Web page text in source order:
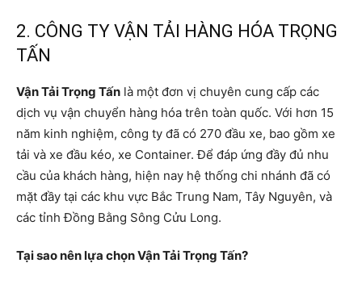
2. CÔNG TY VẬN TẢI HÀNG HÓA TRỌNG
TẤN
Vận Tải Trọng Tấn là một đơn vị chuyên cung cấp các
dịch vụ vận chuyển hàng hóa trên toàn quốc. Với hơn 15
năm kinh nghiệm, công ty đã có 270 đầu xe, bao gồm xe
tải và xe đầu kéo, xe Container. Để đáp ứng đầy đủ nhu
cầu của khách hàng, hiện nay hệ thống chi nhánh đã có
mặt đầy tại các khu vực Bắc Trung Nam, Tây Nguyên, và
các tỉnh Đồng Bằng Sông Cửu Long.
Tại sao nên lựa chọn Vận Tải Trọng Tấn?